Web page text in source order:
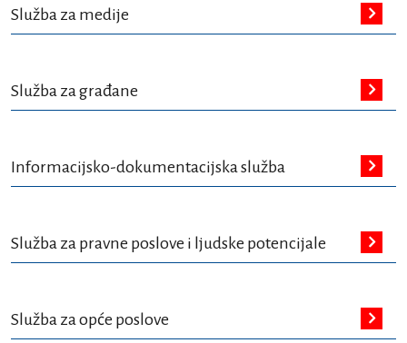
Služba za medije
Služba za građane
Informacijsko-dokumentacijska služba
Služba za pravne poslove i ljudske potencijale
Služba za opće poslove